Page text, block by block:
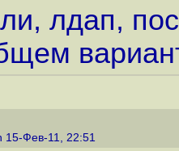
лдап,
15-Фев-11, 22:51